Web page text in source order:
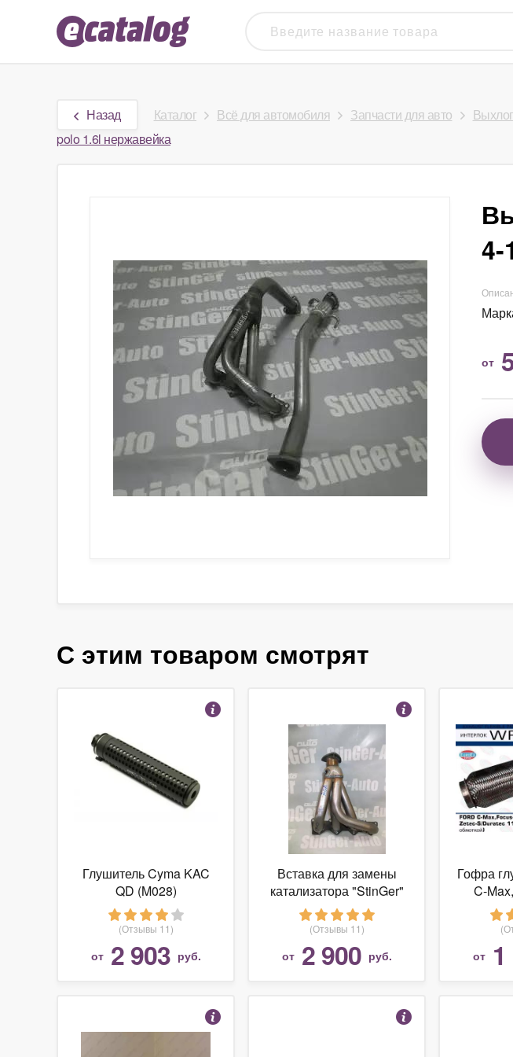
Назад Каталог Всё для автомобиля Запчасти для авто
polo 1.6l нержавейка
4-
от
С этим товаром смотрят
Глушитель Cyma KAC
QD (M028)
(Отзывы 11)
от 2 903 руб.
Вставка для замены
катализатора "StinGer"
Volkswagen Polo Sedan
1,6L 140А нержавейка
(Отзывы 11)
от 2 900 руб.
Гофра
C-
от